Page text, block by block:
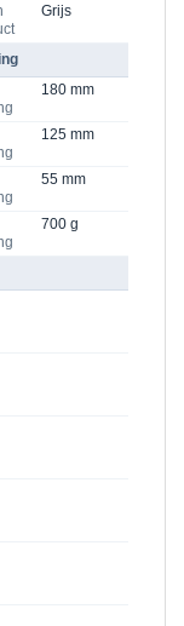
Grijs
180 mm
125 mm
55 mm
700 g